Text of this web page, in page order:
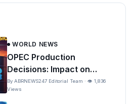
WORLD NEWS
OPEC Production
Decisions: Impact on
Global Oil Prices and India
By ABRNEWS247 Editorial Team · 👁 1,836
Views